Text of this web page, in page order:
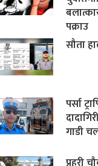
पक्राउ
सौता
पर्सा
गाडी